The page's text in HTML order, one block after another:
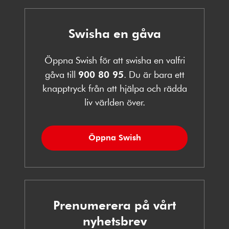
Swisha en gåva
Öppna Swish för att swisha en valfri
gåva till 900 80 95. Du är bara ett
knapptryck från att hjälpa och rädda
liv världen över.
Öppna Swish
Prenumerera på vårt
nyhetsbrev